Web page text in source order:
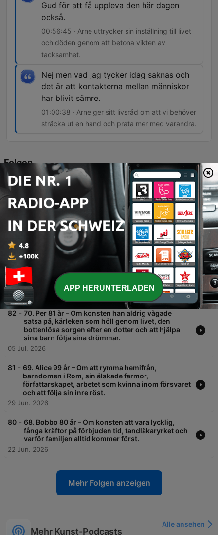
Gud för att få uppleva den här dagen
också.
00:56:45 · Arne uttrycker sin inställning till livet
och döden genom att betona vikten av
tacksamhet.
Nej men vad jag tycker idag saknas och
det är att kontakterna mellan människor
har blivit sämre.
01:00:38 · Arne ger sitt livsråd om att vi behöver
sträcka ut en hand och prata mer med varandra.
Folgen
84 - 72. Arne 95 år – Om livet som gruvarbetare,
äventyret på Kebnekaise, uppväxten i
Västerbotten, att förlora sin mamma som barn och
våga ställa frågor innan det är försent.
I detta avsnitt möter vi 95-åriga Arne i Kiruna, som delar med sig av personliga minnen från sin barndom utanför Skellefteå, livet i bageriet och sin tid som närstående till hustrun Kerstin. Samtalet rör även historiska expeditioner till Kebnekaise och reflektioner kring naturens betydelse. Utöver de personliga berättelserna analyseras politiska förslag gällande pension och ekonomi för äldre i Ekonomiminuten, samt besöks Riksbyggens Bonum-koncept för seniorboenden. Avsnittet avslutas med Arnes livsråd om vikten av mänsklig kontakt och tacksamhet.
03 Aug. 2026
83 - 71. Johannie 105 år – Om livsvisdom från hennes
farmor, en självförsörjande uppväxt, smugglingen
under krigsåren, lyckan i de små sakerna och att
se en vän i varje människa.
Möt den 105-åriga Johanni i ett djupt samtal om ett långt liv fyllt av både prövningar och visdom. Hon delar med sig av minnen från sin barndom i Norge, flytten till Sverige och de starka upplevelserna under andra världskriget, inklusive smuggling över gränsen samt personliga förluster. Avsnittet utforskar även teman som självförsörjning, entreprenörskap i Sälen och vikten av att finna lyckan i vardagens små ögonblick. Vi får även ett besök hos 60plusbanken där fokus ligger på ekonomiska behov för livshändelser och renoveringar.
27 Jul. 2026
82 - 70. Per 81 år – Om konsten han aldrig vågade
satsa på, kärleken som höll genom livet, den
bottenlösa sorgen efter en dotter och att hjälpa
sina barn följa sina drömmar.
05 Jul. 2026
81 - 69. Alice 99 år – Om att rymma hemifrån,
barndomen i Rom, sin älskade farmor,
författarskapet, arbetet som kvinna inom försvaret
och att följa sin inre röst.
29 Jun. 2026
80 - 68. Bobbo 80 år – Om konsten att vara lycklig,
fånga kräftor på förbjuden tid, tandläkaryrket och
varför familjen alltid kommer först.
22 Jun. 2026
Mehr Folgen anzeigen
Mehr Kunst-Podcasts
Alle ansehen
APP HERUNTERLADEN